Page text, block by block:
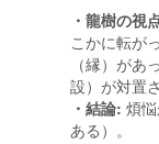
・龍樹の視
こかに転が
（縁）が
設）が対置
・結論: 煩
ある）。